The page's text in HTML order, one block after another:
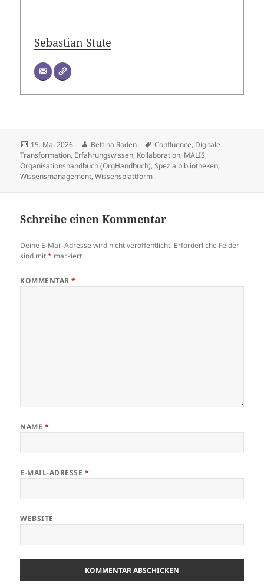
Sebastian Stute
Veröffentlicht
am
15. Mai 2026 Autor
Bettina Roden Schlagwörter
Confluence, Digitale
Transformation, Erfahrungswissen, Kollaboration, MALIS,
Organisationshandbuch (OrgHandbuch),Spezialbibliotheken,
Wissensmanagement,Wissensplattform
Schreibe einen Kommentar
Deine E-Mail-Adresse wird nicht veröffentlicht. Erforderliche Felder
sind mit* markiert
KOMMENTAR*
NAME *
E-MAIL-ADRESSE *
WEBSITE